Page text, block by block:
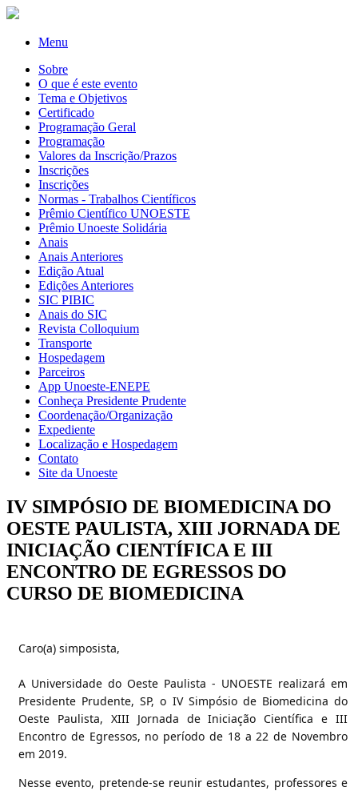
Menu
Sobre
O que é este evento
Tema e Objetivos
Certificado
Programação Geral
Programação
Valores da Inscrição/Prazos
Inscrições
Inscrições
Normas - Trabalhos Científicos
Prêmio Científico UNOESTE
Prêmio Unoeste Solidária
Anais
Anais Anteriores
Edição Atual
Edições Anteriores
SIC PIBIC
Anais do SIC
Revista Colloquium
Transporte
Hospedagem
Parceiros
App Unoeste-ENEPE
Conheça Presidente Prudente
Coordenação/Organização
Expediente
Localização e Hospedagem
Contato
Site da Unoeste
IV SIMPÓSIO DE BIOMEDICINA DO
OESTE PAULISTA, XIII JORNADA DE
INICIAÇÃO CIENTÍFICA E III
ENCONTRO DE EGRESSOS DO
CURSO DE BIOMEDICINA
Caro(a) simposista,
A Universidade do Oeste Paulista - UNOESTE realizará em
Presidente Prudente, SP, o IV Simpósio de Biomedicina do
Oeste Paulista, XIII Jornada de Iniciação Científica e III
Encontro de Egressos, no período de 18 a 22 de Novembro
em 2019.
Nesse evento, pretende-se reunir estudantes, professores e